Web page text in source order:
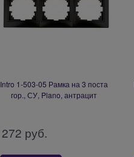
Intro 1-503-05 Рамка на 3 поста
гор., СУ, Plano, антрацит
272 руб.